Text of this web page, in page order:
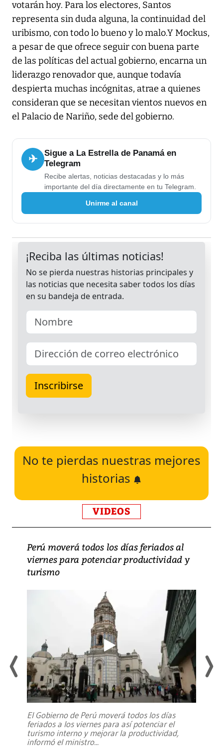
votarán hoy. Para los electores, Santos
representa sin duda alguna, la continuidad del
uribismo, con todo lo bueno y lo malo.Y Mockus,
a pesar de que ofrece seguir con buena parte
de las políticas del actual gobierno, encarna un
liderazgo renovador que, aunque todavía
despierta muchas incógnitas, atrae a quienes
consideran que se necesitan vientos nuevos en
el Palacio de Nariño, sede del gobierno.
✈
Sigue a La Estrella de Panamá en
Telegram
Recibe alertas, noticias destacadas y lo más
importante del día directamente en tu Telegram.
Unirme al canal
No te pierdas nuestras mejores
historias
VIDEOS
Perú moverá todos los días feriados al
viernes para potenciar productividad y
turismo
El Gobierno de Perú moverá todos los días
feriados a los viernes para así potenciar el
turismo interno y mejorar la productividad,
informó el ministro...